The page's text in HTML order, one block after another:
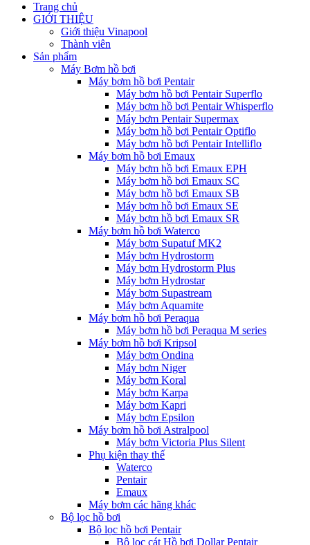
Trang chủ
GIỚI THIỆU
Giới thiệu Vinapool
Thành viên
Sản phẩm
Máy Bơm hồ bơi
Máy bơm hồ bơi Pentair
Máy bơm hồ bơi Pentair Superflo
Máy bơm hồ bơi Pentair Whisperflo
Máy bơm Pentair Supermax
Máy bơm hồ bơi Pentair Optiflo
Máy bơm hồ bơi Pentair Intelliflo
Máy bơm hồ bơi Emaux
Máy bơm hồ bơi Emaux EPH
Máy bơm hồ bơi Emaux SC
Máy bơm hồ bơi Emaux SB
Máy bơm hồ bơi Emaux SE
Máy bơm hồ bơi Emaux SR
Máy bơm hồ bơi Waterco
Máy bơm Supatuf MK2
Máy bơm Hydrostorm
Máy bơm Hydrostorm Plus
Máy bơm Hydrostar
Máy bơm Supastream
Máy bơm Aquamite
Máy bơm hồ bơi Peraqua
Máy bơm hồ bơi Peraqua M series
Máy bơm hồ bơi Kripsol
Máy bơm Ondina
Máy bơm Niger
Máy bơm Koral
Máy bơm Karpa
Máy bơm Kapri
Máy bơm Epsilon
Máy bơm hồ bơi Astralpool
Máy bơm Victoria Plus Silent
Phụ kiện thay thế
Waterco
Pentair
Emaux
Máy bơm các hãng khác
Bộ lọc hồ bơi
Bộ lọc hồ bơi Pentair
Bộ lọc cát Hồ bơi Dollar Pentair